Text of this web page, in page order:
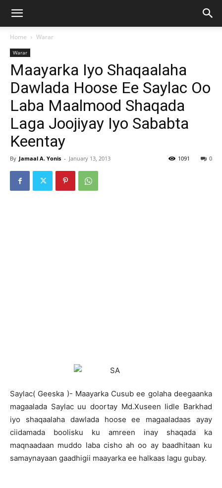
Home Warar
Warar
Maayarka Iyo Shaqaalaha
Dawlada Hoose Ee Saylac Oo
Laba Maalmood Shaqada
Laga Joojiyay Iyo Sababta
Keentay
By Jamaal A. Yonis - January 13, 2013 0
1091
Saylac( Geeska )- Maayarka Cusub ee golaha deegaanka
magaalada Saylac uu doortay Md.Xuseen Iidle Barkhad
iyo shaqaalaha dawlada hoose ee magaaladaas ayay
ciidamada boolisku ku amreen inay shaqada ka
maqnaadaan muddo laba cisho ah oo ay baadhitaan ku
samaynayaan gaadhigii maayarka ee halkaas lagu gubay.